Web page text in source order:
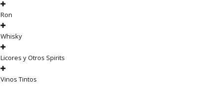
Ron
Whisky
Licores y Otros Spirits
Vinos Tintos